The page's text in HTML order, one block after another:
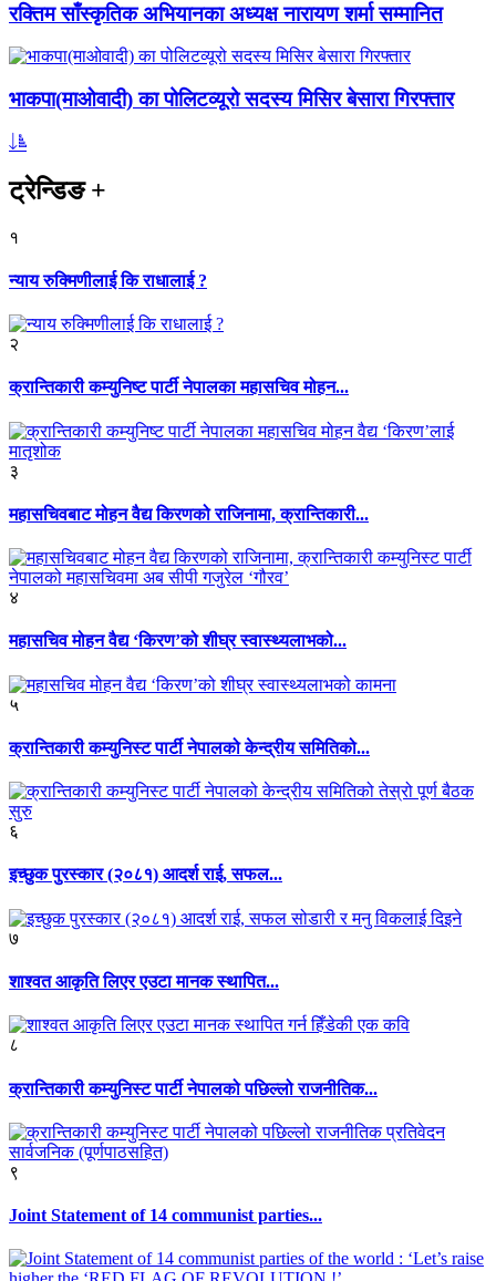
रक्तिम साँस्कृतिक अभियानका अध्यक्ष नारायण शर्मा सम्मानित
भाकपा(माओवादी) का पोलिटव्यूरो सदस्य मिसिर बेसारा गिरफ्तार
ट्रेन्डिङ+
१
न्याय रुक्मिणीलाई कि राधालाई ?
२
क्रान्तिकारी कम्युनिष्ट पार्टी नेपालका महासचिव मोहन...
३
महासचिवबाट मोहन वैद्य किरणको राजिनामा, क्रान्तिकारी...
४
महासचिव मोहन वैद्य ‘किरण’को शीघ्र स्वास्थ्यलाभको...
५
क्रान्तिकारी कम्युनिस्ट पार्टी नेपालको केन्द्रीय समितिको...
६
इच्छुक पुरस्कार (२०८१) आदर्श राई, सफल...
७
शाश्वत आकृति लिएर एउटा मानक स्थापित...
८
क्रान्तिकारी कम्युनिस्ट पार्टी नेपालको पछिल्लो राजनीतिक...
९
Joint Statement of 14 communist parties...